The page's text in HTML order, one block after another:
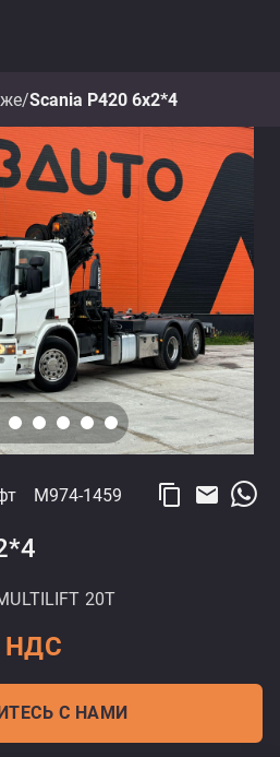
/Scania P420 6x2*4
M974-1459 content_copy email
20T
НДС
С НАМИ